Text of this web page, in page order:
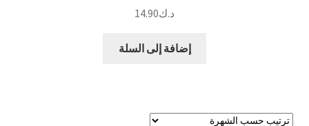
د.ك14.90
إضافة إلى السلة